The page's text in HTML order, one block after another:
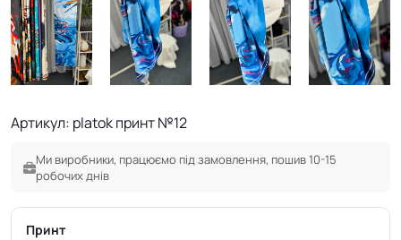
Артикул: platok принт №12
Ми виробники, працюємо під замовлення, пошив 10-15
робочих днів
Принт